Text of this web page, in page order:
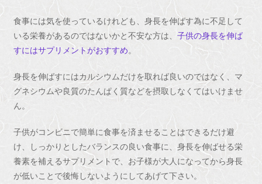
食事には気を使っているけれども、身長を伸ばす為に不足して
いる栄養があるのではないかと不安な方は、子供の身長を伸ば
すにはサプリメントがおすすめ。
身長を伸ばすにはカルシウムだけを取れば良いのではなく、マ
グネシウムや良質のたんぱく質などを摂取しなくてはいけませ
ん。
子供がコンビニで簡単に食事を済ませることはできるだけ避
け、しっかりとしたバランスの良い食事に、身長を伸ばせる栄
養素を補えるサプリメントで、お子様が大人になってから身長
が低いことで後悔しないようにしてあげて下さい。